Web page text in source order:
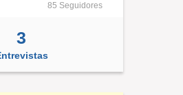
85 Seguidores
3